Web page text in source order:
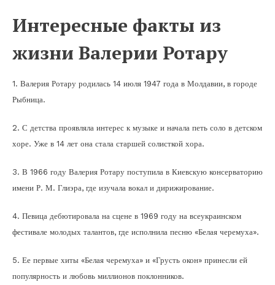
Интересные факты из
жизни Валерии Ротару
1. Валерия Ротару родилась 14 июля 1947 года в Молдавии, в городе
Рыбница.
2. С детства проявляла интерес к музыке и начала петь соло в детском
хоре. Уже в 14 лет она стала старшей солисткой хора.
3. В 1966 году Валерия Ротару поступила в Киевскую консерваторию
имени Р. М. Глиэра, где изучала вокал и дирижирование.
4. Певица дебютировала на сцене в 1969 году на всеукраинском
фестивале молодых талантов, где исполнила песню «Белая черемуха».
5. Ее первые хиты «Белая черемуха» и «Грусть окон» принесли ей
популярность и любовь миллионов поклонников.